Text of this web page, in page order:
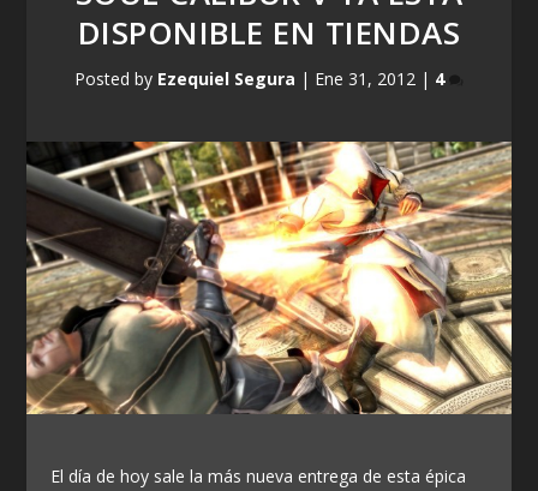
DISPONIBLE EN TIENDAS
Posted by Ezequiel Segura | Ene 31, 2012 | 4
El día de hoy sale la más nueva entrega de esta épica